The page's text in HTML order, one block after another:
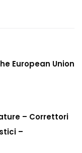
European Union
– Correttori
–